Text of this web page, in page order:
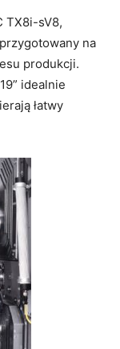
TX8i-sV8,
na
produkcji.
idealnie
łatwy